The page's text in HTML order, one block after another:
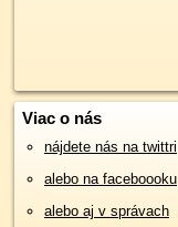
Viac o nás
nájdete nás na twittri
alebo na faceboooku
alebo aj v správach